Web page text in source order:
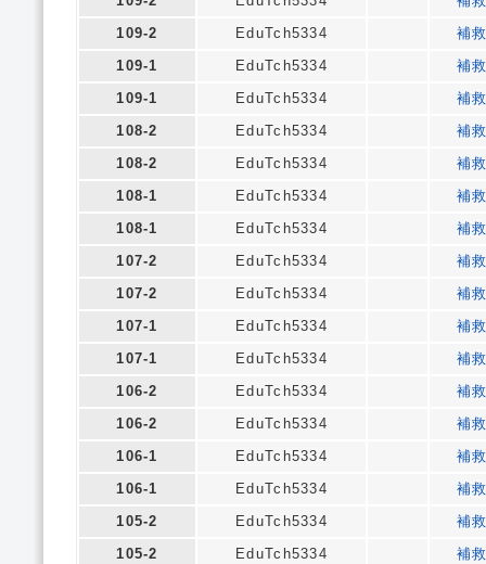
109-2
EduTch5334
補
109-1
EduTch5334
補
109-1
EduTch5334
補
108-2
EduTch5334
補
108-2
EduTch5334
補
108-1
EduTch5334
補
108-1
EduTch5334
補
107-2
EduTch5334
補
107-2
EduTch5334
補
107-1
EduTch5334
補
107-1
EduTch5334
補
106-2
EduTch5334
補
106-2
EduTch5334
補
106-1
EduTch5334
補
106-1
EduTch5334
補
105-2
EduTch5334
補
105-2
EduTch5334
補